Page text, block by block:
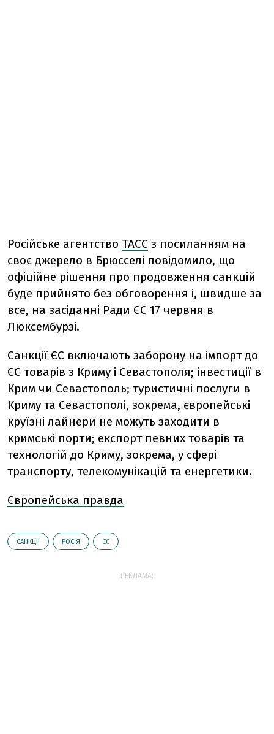
Російське агентство ТАСС з посиланням на
своє джерело в Брюсселі повідомило, що
офіційне рішення про продовження санкцій
буде прийнято без обговорення і, швидше за
все, на засіданні Ради ЄС 17 червня в
Люксембурзі.
Санкції ЄС включають заборону на імпорт до
ЄС товарів з Криму і Севастополя; інвестиції в
Крим чи Севастополь; туристичні послуги в
Криму та Севастополі, зокрема, європейські
круїзні лайнери не можуть заходити в
кримські порти; експорт певних товарів та
технологій до Криму, зокрема, у сфері
транспорту, телекомунікацій та енергетики.
Європейська правда
САНКЦІЇ РОСІЯ ЄС
РЕКЛАМА: